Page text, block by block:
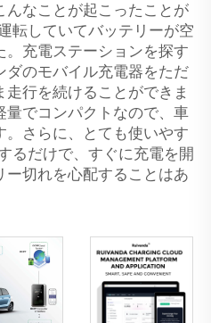
んなことが起こったことが
転していてバッテリーが空
充電ステーションを探す
のモバイル充電器をただ
行を続けることができま
でコンパクトなので、車
さらに、とても使いやす
るだけで、すぐに充電を開
切れを心配することはあ